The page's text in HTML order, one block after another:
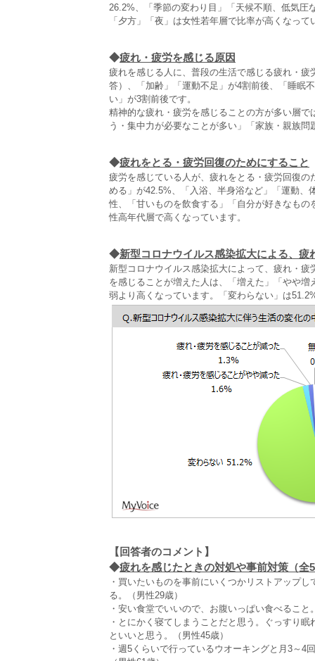
26.2%、「季節の変わり目」「天候不順、低気圧
「夕方」「夜」は女性若年層で比率が高くなっ
◆疲れ・疲労を感じる原因
疲れを感じる人に、普段の生活で感じる疲れ・
答）、「加齢」「運動不足」が4割前後、「睡眠
い」が3割前後です。
精神的な疲れ・疲労を感じることの方が多い層
う・集中力が必要なことが多い」「家族・親族問
◆疲れをとる・疲労回復のためにすること
疲労を感じている人が、疲れをとる・疲労回復
める」が42.5%、「入浴、半身浴など」「運動
性、「甘いものを飲食する」「自分が好きなも
性高年代層で高くなっています。
◆新型コロナウイルス感染拡大による、疲
新型コロナウイルス感染拡大によって、疲れ・
を感じることが増えた人は、「増えた」「やや
弱より高くなっています。「変わらない」は
【回答者のコメント】
◆疲れを感じたときの対処や事前対策（全
・買いたいものを事前にいくつかリストアップ
る。（男性29歳）
・安い食堂でいいので、お腹いっぱい食べるこ
・とにかく寝てしまうことだと思う。ぐっすり
といいと思う。（男性45歳）
・週5くらいで行っているウオーキングと月3～